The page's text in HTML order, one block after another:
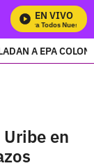
EN VIVO
Mira Todos Nuestros
A EPA
Uribe en